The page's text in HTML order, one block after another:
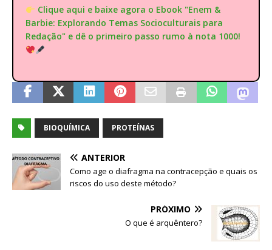
Clique aqui e baixe agora o Ebook "Enem &
Barbie: Explorando Temas Socioculturais para
Redação" e dê o primeiro passo rumo à nota 1000!
BIOQUÍMICA PROTEÍNAS
ANTERIOR
Como age o diafragma na contracepção e quais os
riscos do uso deste método?
PRÓXIMO
O que é arquêntero?